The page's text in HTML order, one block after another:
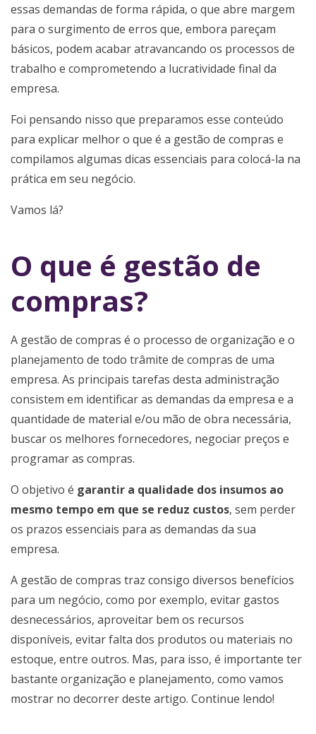
essas demandas de forma rápida, o que abre margem
para o surgimento de erros que, embora pareçam
básicos, podem acabar atravancando os processos de
trabalho e comprometendo a lucratividade final da
empresa.
Foi pensando nisso que preparamos esse conteúdo
para explicar melhor o que é a gestão de compras e
compilamos algumas dicas essenciais para colocá-la na
prática em seu negócio.
Vamos lá?
O que é gestão de
compras?
A gestão de compras é o processo de organização e o
planejamento de todo trâmite de compras de uma
empresa. As principais tarefas desta administração
consistem em identificar as demandas da empresa e a
quantidade de material e/ou mão de obra necessária,
buscar os melhores fornecedores, negociar preços e
programar as compras.
O objetivo é garantir a qualidade dos insumos ao
mesmo tempo em que se reduz custos, sem perder
os prazos essenciais para as demandas da sua
empresa.
A gestão de compras traz consigo diversos benefícios
para um negócio, como por exemplo, evitar gastos
desnecessários, aproveitar bem os recursos
disponíveis, evitar falta dos produtos ou materiais no
estoque, entre outros. Mas, para isso, é importante ter
bastante organização e planejamento, como vamos
mostrar no decorrer deste artigo. Continue lendo!